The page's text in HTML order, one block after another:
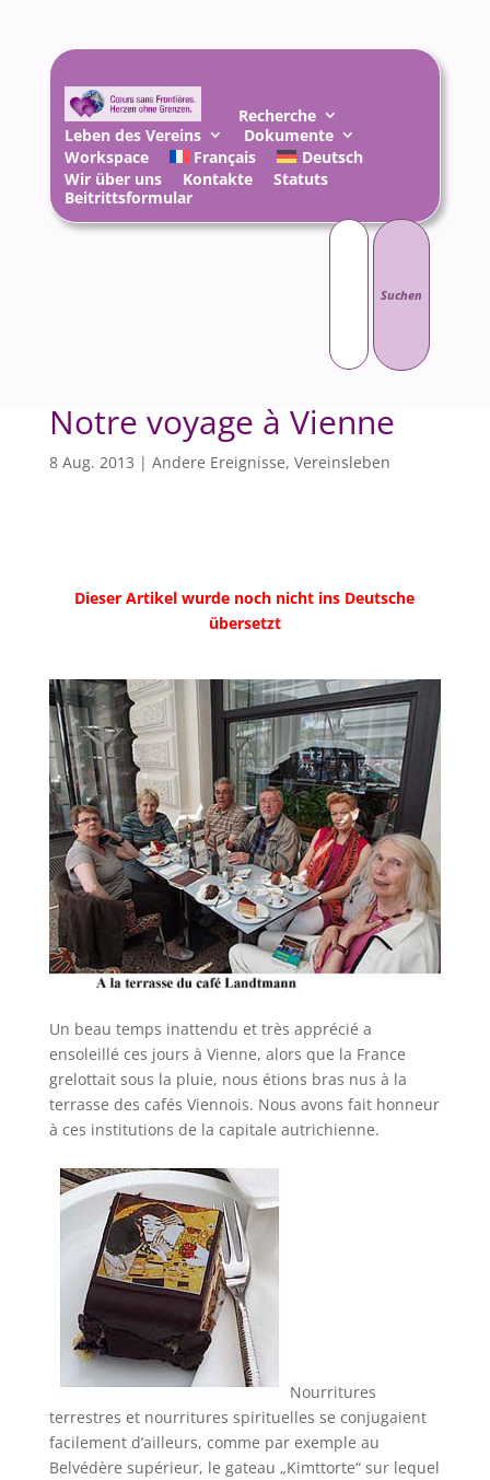
Recherche
Leben des Vereins
Dokumente
Workspace
Français
Deutsch
Wir über uns
Kontakte
Statuts
Beitrittsformular
Suchen
nach:
Notre voyage à Vienne
8 Aug. 2013 | Andere Ereignisse, Vereinsleben
Dieser Artikel wurde noch nicht ins Deutsche
übersetzt
Un beau temps inattendu et très apprécié a
ensoleillé ces jours à Vienne, alors que la France
grelottait sous la pluie, nous étions bras nus à la
terrasse des cafés Viennois. Nous avons fait honneur
à ces institutions de la capitale autrichienne.
Nourritures
terrestres et nourritures spirituelles se conjugaient
facilement d’ailleurs, comme par exemple au
Belvédère supérieur, le gateau „Kimttorte“ sur lequel